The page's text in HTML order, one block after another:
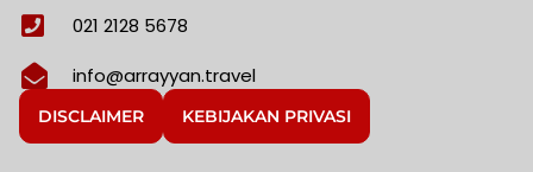
021 2128 5678
info@arrayyan.travel
DISCLAIMER KEBIJAKAN PRIVASI